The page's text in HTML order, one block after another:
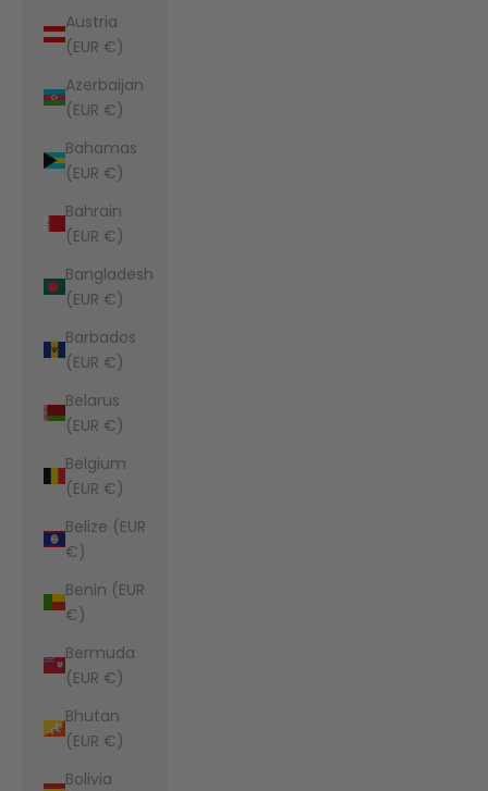
Austria
(EUR €)
Azerbaijan
(EUR €)
Bahamas
(EUR €)
Bahrain
(EUR €)
Bangladesh
(EUR €)
Barbados
(EUR €)
Belarus
(EUR €)
Belgium
(EUR €)
Belize (EUR
€)
Benin (EUR
€)
Bermuda
(EUR €)
Bhutan
(EUR €)
Bolivia